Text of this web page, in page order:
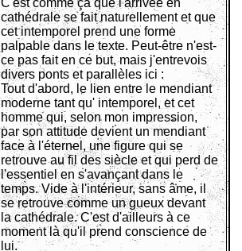
C'est comme ça que l'arrivée en
cathédrale se fait naturellement et que
cet intemporel prend une forme
palpable dans le texte. Peut-être n'est-
ce pas fait en ce but, mais j'entrevois
divers ponts et parallèles ici :
Tout d'abord, le lien entre le mendiant
moderne tant qu' intemporel, et cet
homme qui, selon mon impression,
par son attitude devient un mendiant
face à l'éternel, une figure qui se
retrouve au fil des siècle et qui perd de
l'essentiel en s'avançant dans le
temps. Vide à l'intérieur, sans âme, il
se retrouve comme un gueux devant
la cathédrale. C'est d'ailleurs à ce
moment là qu'il prend conscience de
lui.